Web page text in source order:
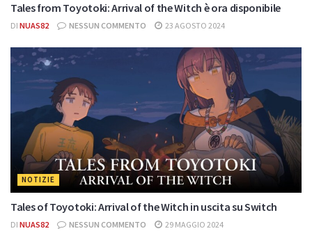
Tales from Toyotoki: Arrival of the Witch è ora disponibile
DI NUAS82 NESSUN COMMENTO 23 AGOSTO 2024
NOTIZIE
Tales of Toyotoki: Arrival of the Witch in uscita su Switch
DI NUAS82 NESSUN COMMENTO 29 MAGGIO 2024